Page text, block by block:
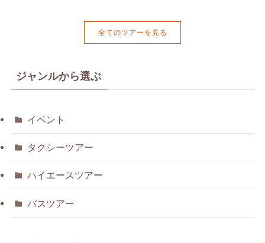
全てのツアーを見る
ジャンルから選ぶ
イベント
タクシーツアー
ハイエースツアー
バスツアー